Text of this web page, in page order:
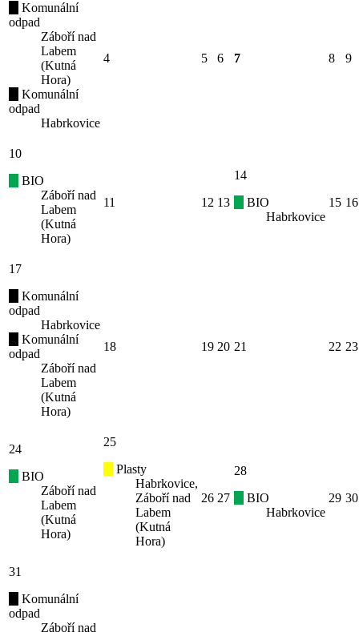
Komunální
odpad
Záboří nad
Labem
(Kutná
Hora)
Komunální
odpad
Habrkovice
4 5 6 7 8 9
10
BIO
Záboří nad
Labem
(Kutná
Hora)
11 12 13
14
BIO
Habrkovice
15 16
17
Komunální
odpad
Habrkovice
Komunální
odpad
Záboří nad
Labem
(Kutná
Hora)
18 19 20 21 22 23
24
BIO
Záboří nad
Labem
(Kutná
Hora)
25
Plasty
Habrkovice,
Záboří nad
Labem
(Kutná
Hora)
26 27
28
BIO
Habrkovice
29 30
31
Komunální
odpad
Záboří nad